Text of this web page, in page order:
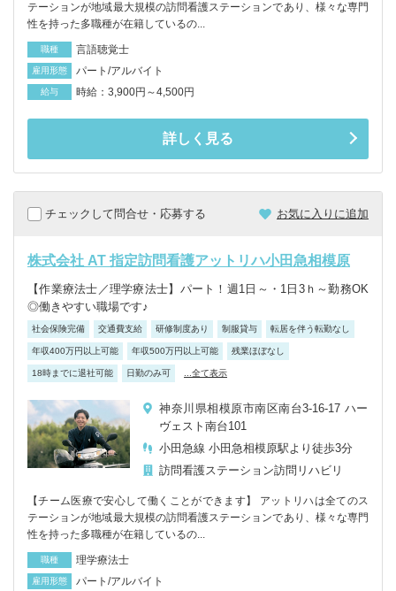
テーションが地域最大規模の訪問看護ステーションであり、様々な専門
性を持った多職種が在籍しているの...
職種 言語聴覚士
雇用形態 パート/アルバイト
給与 時給：3,900円～4,500円
詳しく見る
チェックして問合せ・応募する お気に入りに追加
株式会社 AT 指定訪問看護アットリハ小田急相模原
【作業療法士／理学療法士】パート！週1日～・1日3ｈ～勤務OK
◎働きやすい職場です♪
社会保険完備 交通費支給 研修制度あり 制服貸与 転居を伴う転勤なし
年収400万円以上可能 年収500万円以上可能 残業ほぼなし
18時までに退社可能 日勤のみ可 ...全て表示
神奈川県相模原市南区南台3-16-17 ハー
ヴェスト南台101
小田急線 小田急相模原駅より徒歩3分
訪問看護ステーション訪問リハビリ
【チーム医療で安心して働くことができます】 アットリハは全てのス
テーションが地域最大規模の訪問看護ステーションであり、様々な専門
性を持った多職種が在籍しているの...
職種 理学療法士
雇用形態 パート/アルバイト